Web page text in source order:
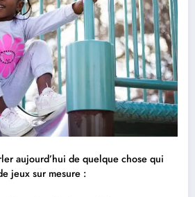
aujourd’hui de quelque chose qui
jeux sur mesure :